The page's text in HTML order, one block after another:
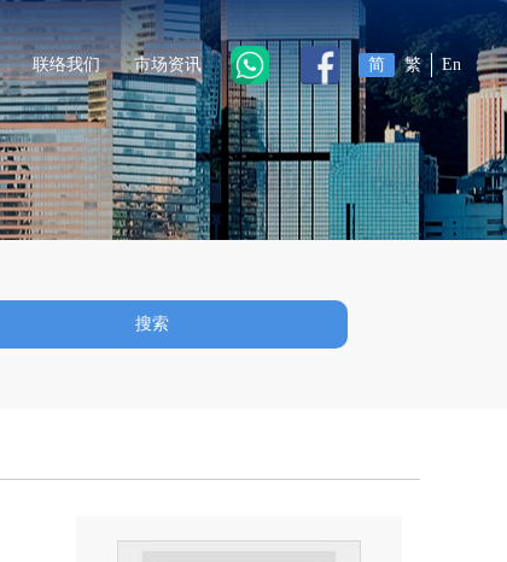
简 繁 En
联络我们 市场资讯
搜索